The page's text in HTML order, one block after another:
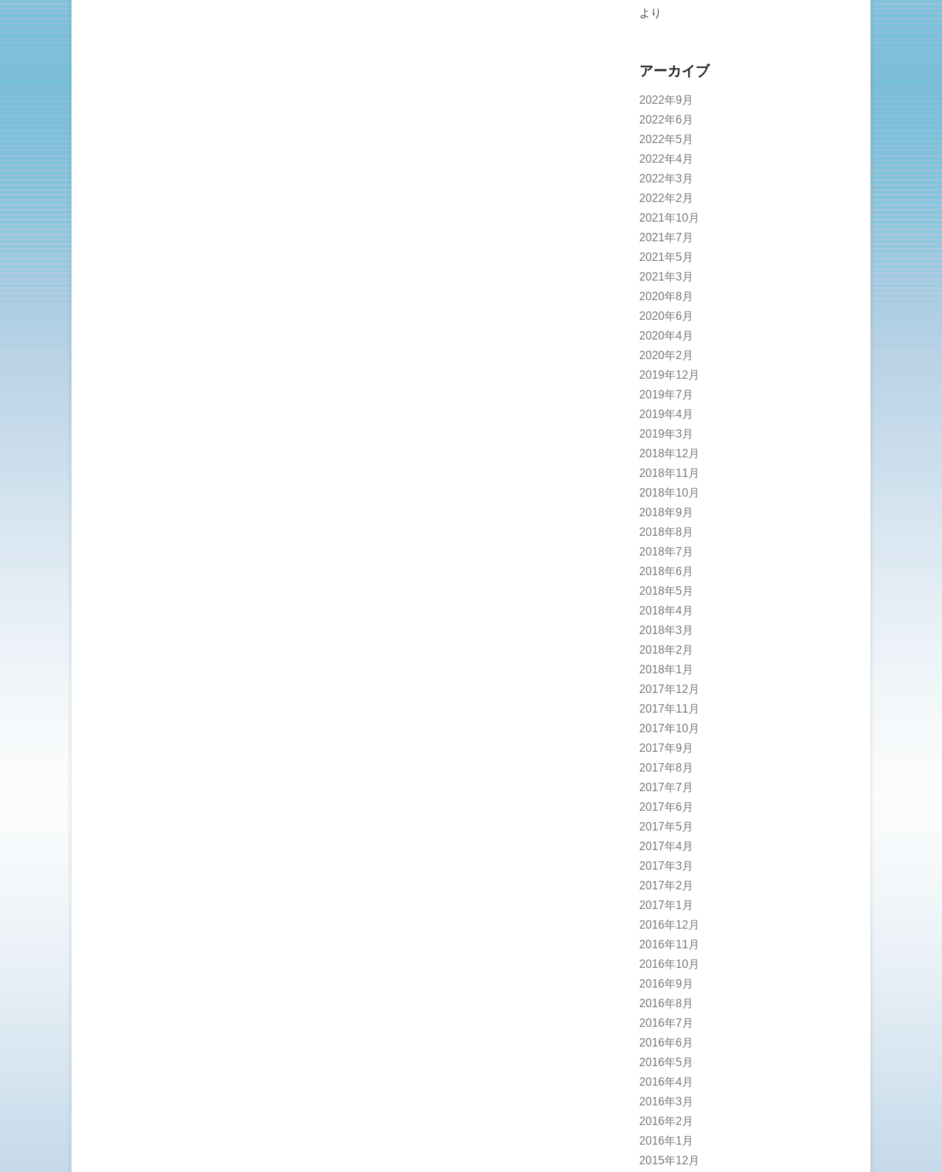
より
アーカイブ
2022年9月
2022年6月
2022年5月
2022年4月
2022年3月
2022年2月
2021年10月
2021年7月
2021年5月
2021年3月
2020年8月
2020年6月
2020年4月
2020年2月
2019年12月
2019年7月
2019年4月
2019年3月
2018年12月
2018年11月
2018年10月
2018年9月
2018年8月
2018年7月
2018年6月
2018年5月
2018年4月
2018年3月
2018年2月
2018年1月
2017年12月
2017年11月
2017年10月
2017年9月
2017年8月
2017年7月
2017年6月
2017年5月
2017年4月
2017年3月
2017年2月
2017年1月
2016年12月
2016年11月
2016年10月
2016年9月
2016年8月
2016年7月
2016年6月
2016年5月
2016年4月
2016年3月
2016年2月
2016年1月
2015年12月